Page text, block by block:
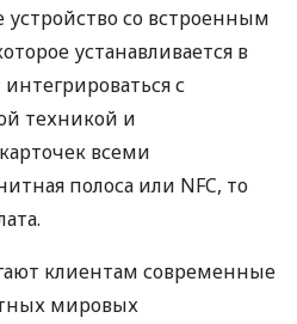
со встроенным
устанавливается в
с
техникой и
всеми
полоса или NFC, то
клиентам современные
мировых